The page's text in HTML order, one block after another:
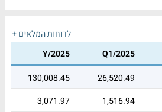
לדוחות המלאים +
Q1/2025
Y/2025
26,520.49
130,008.45
1,516.94
3,071.97